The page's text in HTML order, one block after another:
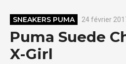
SNEAKERS PUMA 24 février
Puma Suede
X-Girl